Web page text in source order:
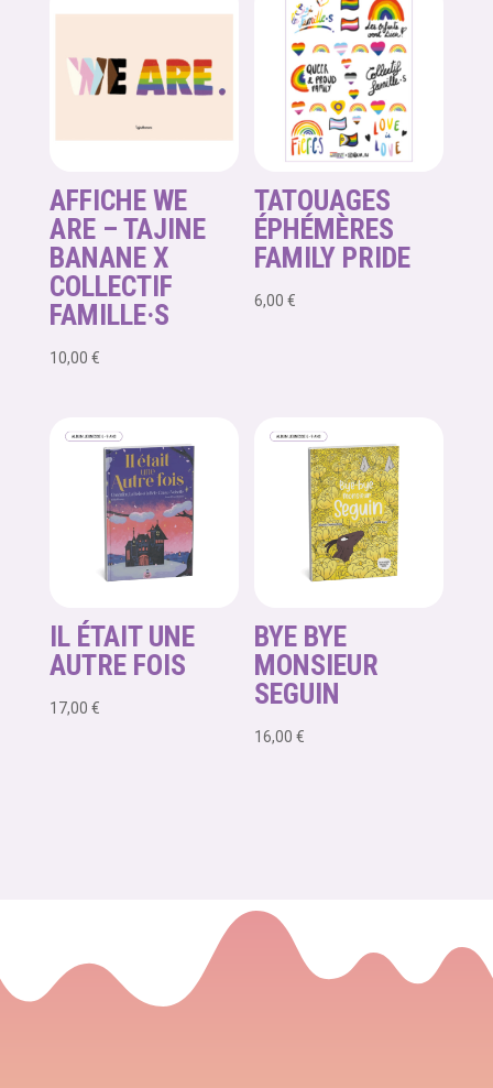
AFFICHE WE
ARE – TAJINE
BANANE X
COLLECTIF
FAMILLE·S
10,00 €
TATOUAGES
ÉPHÉMÈRES
FAMILY PRIDE
6,00€
IL ÉTAIT UNE
AUTRE FOIS
17,00 €
BYE BYE
MONSIEUR
SEGUIN
16,00€